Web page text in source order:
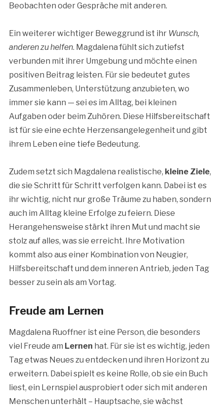
Beobachten oder Gespräche mit anderen.
Ein weiterer wichtiger Beweggrund ist ihr Wunsch,
anderen zu helfen. Magdalena fühlt sich zutiefst
verbunden mit ihrer Umgebung und möchte einen
positiven Beitrag leisten. Für sie bedeutet gutes
Zusammenleben, Unterstützung anzubieten, wo
immer sie kann — sei es im Alltag, bei kleinen
Aufgaben oder beim Zuhören. Diese Hilfsbereitschaft
ist für sie eine echte Herzensangelegenheit und gibt
ihrem Leben eine tiefe Bedeutung.
Zudem setzt sich Magdalena realistische, kleine Ziele,
die sie Schritt für Schritt verfolgen kann. Dabei ist es
ihr wichtig, nicht nur große Träume zu haben, sondern
auch im Alltag kleine Erfolge zu feiern. Diese
Herangehensweise stärkt ihren Mut und macht sie
stolz auf alles, was sie erreicht. Ihre Motivation
kommt also aus einer Kombination von Neugier,
Hilfsbereitschaft und dem inneren Antrieb, jeden Tag
besser zu sein als am Vortag.
Freude am Lernen
Magdalena Ruoffner ist eine Person, die besonders
viel Freude am Lernen hat. Für sie ist es wichtig, jeden
Tag etwas Neues zu entdecken und ihren Horizont zu
erweitern. Dabei spielt es keine Rolle, ob sie ein Buch
liest, ein Lernspiel ausprobiert oder sich mit anderen
Menschen unterhält – Hauptsache, sie wächst